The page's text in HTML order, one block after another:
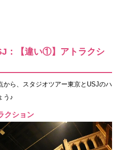
：【違い①】アトラクシ
から、スタジオツアー東京とUSJのハ
う♪
クション